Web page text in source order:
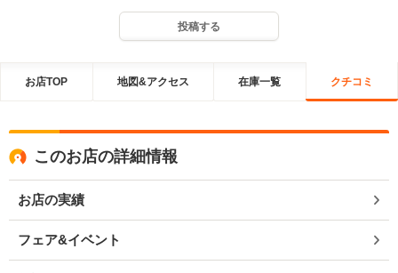
投稿する
お店TOP 地図&アクセス 在庫一覧 クチコミ
このお店の詳細情報
お店の実績
フェア&イベント